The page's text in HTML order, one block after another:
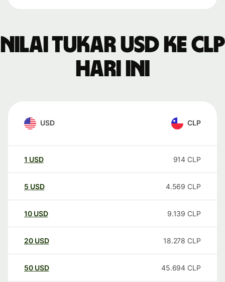
Nilai tukar USD ke CLP
hari ini
USD CLP
1 USD 914 CLP
5 USD 4.569 CLP
10 USD 9.139 CLP
20 USD 18.278 CLP
50 USD 45.694 CLP